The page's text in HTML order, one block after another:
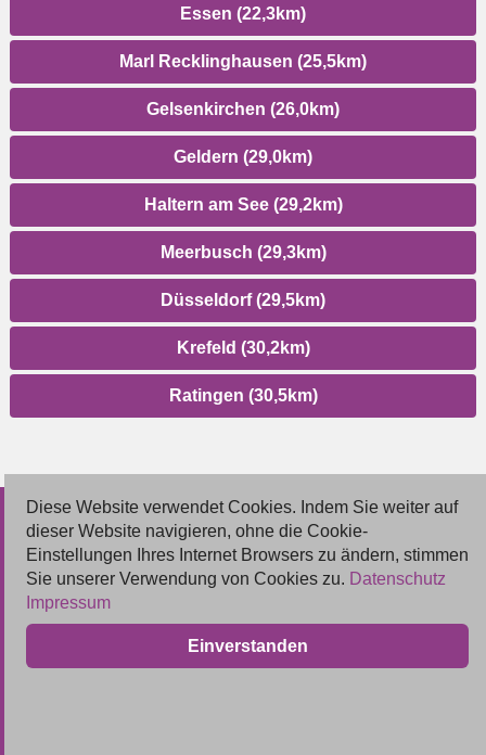
Essen (22,3km)
Marl Recklinghausen (25,5km)
Gelsenkirchen (26,0km)
Geldern (29,0km)
Haltern am See (29,2km)
Meerbusch (29,3km)
Düsseldorf (29,5km)
Krefeld (30,2km)
Ratingen (30,5km)
© 2026 Deutsche Jobmarkt GmbH
Inserieren
Kontakt
AGB
Diese Website verwendet Cookies. Indem Sie weiter auf
dieser Website navigieren, ohne die Cookie-
Einstellungen Ihres Internet Browsers zu ändern, stimmen
Sie unserer Verwendung von Cookies zu. Datenschutz
Impressum
Einverstanden